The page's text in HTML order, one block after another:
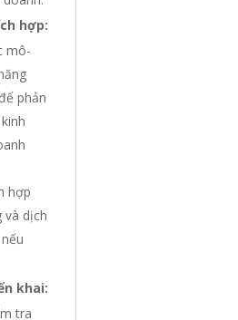
hợp:
mô-
phản
hợp
và dịch
khai:
tra